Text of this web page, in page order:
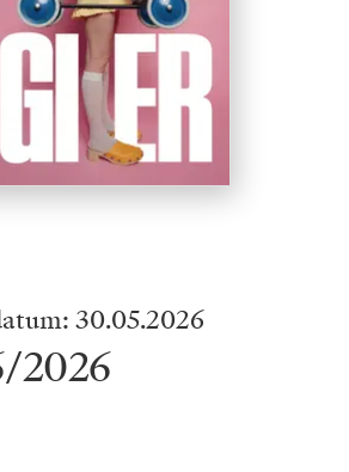
30.05.2026
2026